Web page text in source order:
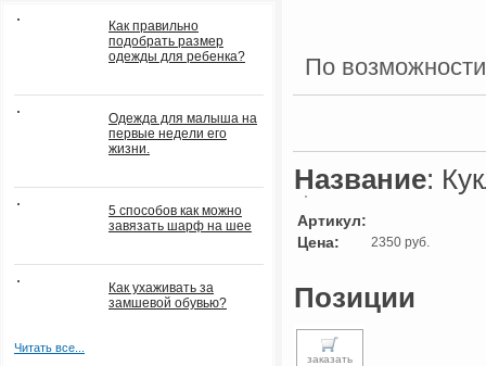
По
Название:
Артикул:
Цена:
2350 руб.
Позиции
заказать
Как правильно
подобрать размер
одежды для ребенка?
Одежда для малыша на
первые недели его
жизни.
5 способов как можно
завязать шарф на шее
Как ухаживать за
замшевой обувью?
Читать все...